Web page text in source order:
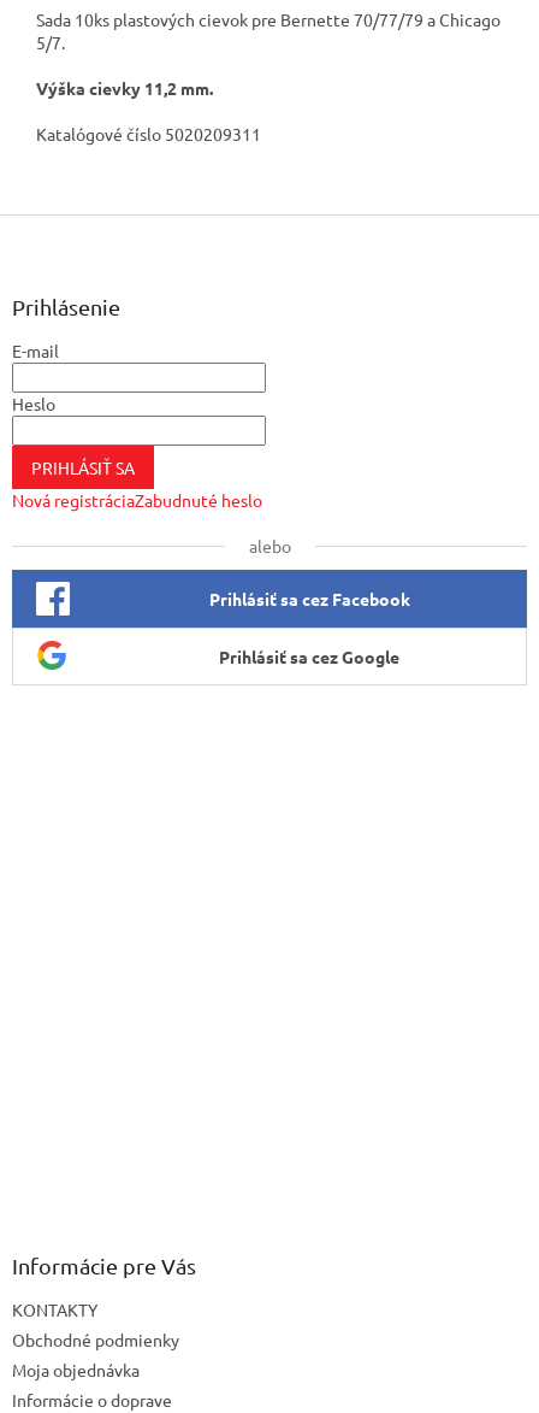
Sada 10ks plastových cievok pre Bernette 70/77/79 a Chicago
5/7.
Výška cievky 11,2 mm.
Katalógové číslo 5020209311
Z
Prihlásenie
E-mail
Heslo
PRIHLÁSIŤ SA
Nová registráciaZabudnuté heslo
alebo
Prihlásiť sa cez Facebook
Prihlásiť sa cez Google
Informácie pre Vás
KONTAKTY
Obchodné podmienky
Moja objednávka
Informácie o doprave